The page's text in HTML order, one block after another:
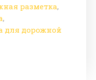
разметка,
,
для дорожной